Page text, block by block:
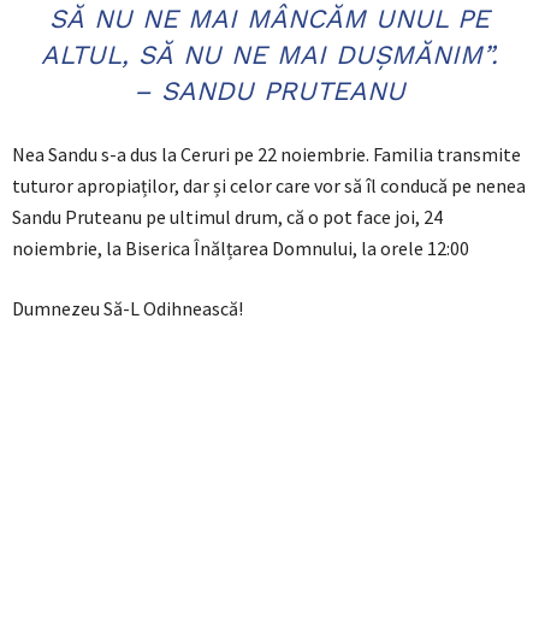
SĂ NU NE MAI MÂNCĂM UNUL PE
ALTUL, SĂ NU NE MAI DUȘMĂNIM”.
– SANDU PRUTEANU
Nea Sandu s-a dus la Ceruri pe 22 noiembrie. Familia transmite
tuturor apropiaților, dar și celor care vor să îl conducă pe nenea
Sandu Pruteanu pe ultimul drum, că o pot face joi, 24
noiembrie, la Biserica Înălțarea Domnului, la orele 12:00
Dumnezeu Să-L Odihnească!